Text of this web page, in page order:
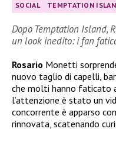
SOCIAL TEMPTATION
Dopo Temptation Island,
un look inedito: i fan
Rosario Monetti
nuovo taglio di capelli,
che molti hanno faticato
l’attenzione è stato un
concorrente è apparso
rinnovata, scatenando